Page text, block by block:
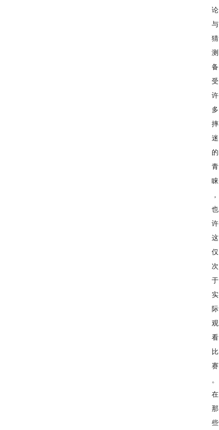
论
与
猜
测
备
受
许
多
摔
迷
的
青
睐
，
也
许
这
仅
次
于
实
际
观
看
比
赛
。
在
那
些